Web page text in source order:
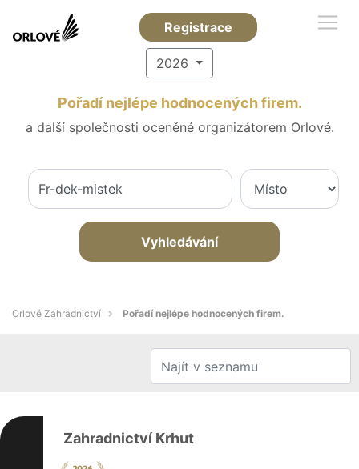
Registrace
2026
Pořadí nejlépe hodnocených firem.
a další společnosti oceněné organizátorem Orlové.
Vyhledávání
Orlové Zahradnictví Pořadí nejlépe hodnocených firem.
Zahradnictví Krhut